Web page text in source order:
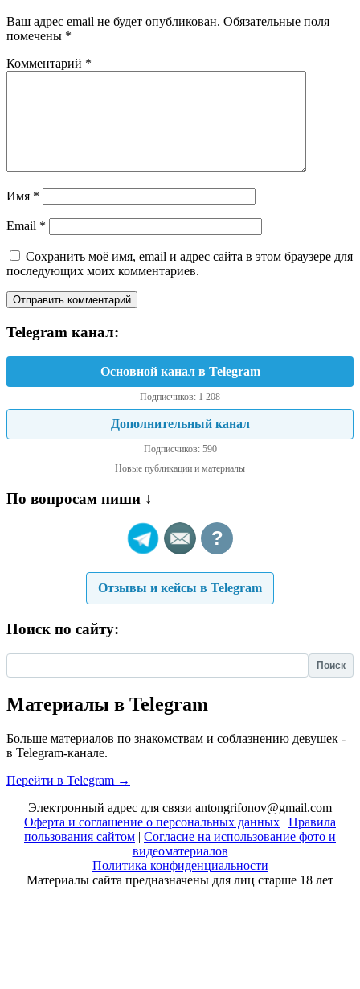
Ваш адрес email не будет опубликован. Обязательные поля
помечены *
Комментарий *
Имя *
Email *
Сохранить моё имя, email и адрес сайта в этом браузере для
последующих моих комментариев.
Telegram канал:
Основной канал в Telegram
Подписчиков: 1 208
Дополнительный канал
Подписчиков: 590
Новые публикации и материалы
По вопросам пиши ↓
?
Отзывы и кейсы в Telegram
Поиск по сайту:
Материалы в Telegram
Больше материалов по знакомствам и соблазнению девушек -
в Telegram-канале.
Перейти в Telegram →
Электронный адрес для связи antongrifonov@gmail.com
Оферта и соглашение о персональных данных | Правила
пользования сайтом | Согласие на использование фото и
видеоматериалов
Политика конфиденциальности
Материалы сайта предназначены для лиц старше 18 лет